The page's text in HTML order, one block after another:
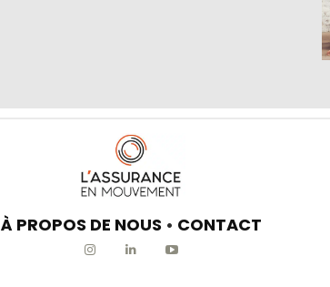
À PROPOS DE NOUS • CONTACT